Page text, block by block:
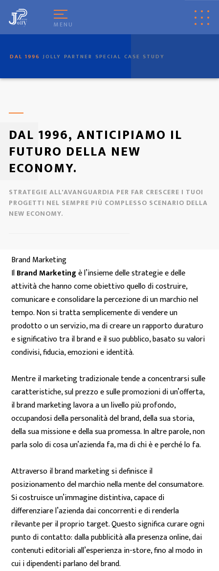
MENU
DAL 1996 JOLLY PARTNER SPECIAL CASE STUDY
DAL 1996, ANTICIPIAMO IL
FUTURO DELLA NEW
ECONOMY.
STRATEGIE ALL'AVANGUARDIA PER FAR CRESCERE I TUOI
PROGETTI NEL SEMPRE PIÙ COMPLESSO SCENARIO DELLA
NEW ECONOMY.
Brand Marketing
IlBrand Marketingè l’insieme delle strategie e delle
attività che hanno come obiettivo quello di costruire,
comunicare e consolidare la percezione di un marchio nel
tempo. Non si tratta semplicemente di vendere un
prodotto o un servizio, ma di creare un rapporto duraturo
e significativo tra il brand e il suo pubblico, basato su valori
condivisi, fiducia, emozioni e identità.
Mentre il marketing tradizionale tende a concentrarsi sulle
caratteristiche, sul prezzo e sulle promozioni di un’offerta,
il brand marketing lavora a un livello più profondo,
occupandosi della personalità del brand, della sua storia,
della sua missione e della sua promessa. In altre parole, non
parla solo di cosa un’azienda fa, ma di chi è e perché lo fa.
Attraverso il brand marketing si definisce il
posizionamento del marchio nella mente del consumatore.
Si costruisce un’immagine distintiva, capace di
differenziare l’azienda dai concorrenti e di renderla
rilevante per il proprio target. Questo significa curare ogni
punto di contatto: dalla pubblicità alla presenza online, dai
contenuti editoriali all’esperienza in-store, fino al modo in
cui i dipendenti parlano del brand.
Pisa
powered by